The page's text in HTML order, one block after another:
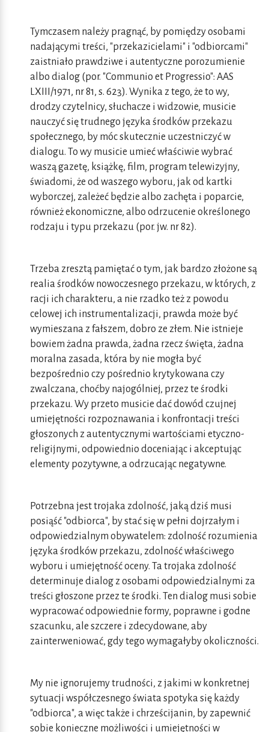
Tymczasem należy pragnąć, by pomiędzy osobami
nadającymi treści, "przekazicielami" i "odbiorcami"
zaistniało prawdziwe i autentyczne porozumienie
albo dialog (por. "Communio et Progressio": AAS
LXIII/1971, nr 81, s. 623). Wynika z tego, że to wy,
drodzy czytelnicy, słuchacze i widzowie, musicie
nauczyć się trudnego języka środków przekazu
społecznego, by móc skutecznie uczestniczyć w
dialogu. To wy musicie umieć właściwie wybrać
waszą gazetę, książkę, film, program telewizyjny,
świadomi, że od waszego wyboru, jak od kartki
wyborczej, zależeć będzie albo zachęta i poparcie,
również ekonomiczne, albo odrzucenie określonego
rodzaju i typu przekazu (por. jw. nr 82).
Trzeba zresztą pamiętać o tym, jak bardzo złożone są
realia środków nowoczesnego przekazu, w których, z
racji ich charakteru, a nie rzadko też z powodu
celowej ich instrumentalizacji, prawda może być
wymieszana z fałszem, dobro ze złem. Nie istnieje
bowiem żadna prawda, żadna rzecz święta, żadna
moralna zasada, która by nie mogła być
bezpośrednio czy pośrednio krytykowana czy
zwalczana, choćby najogólniej, przez te środki
przekazu. Wy przeto musicie dać dowód czujnej
umiejętności rozpoznawania i konfrontacji treści
głoszonych z autentycznymi wartościami etyczno-
religijnymi, odpowiednio doceniając i akceptując
elementy pozytywne, a odrzucając negatywne.
Potrzebna jest trojaka zdolność, jaką dziś musi
posiąść "odbiorca", by stać się w pełni dojrzałym i
odpowiedzialnym obywatelem: zdolność rozumienia
języka środków przekazu, zdolność właściwego
wyboru i umiejętność oceny. Ta trojaka zdolność
determinuje dialog z osobami odpowiedzialnymi za
treści głoszone przez te środki. Ten dialog musi sobie
wypracować odpowiednie formy, poprawne i godne
szacunku, ale szczere i zdecydowane, aby
zainterweniować, gdy tego wymagałyby okoliczności.
My nie ignorujemy trudności, z jakimi w konkretnej
sytuacji współczesnego świata spotyka się każdy
"odbiorca", a więc także i chrześcijanin, by zapewnić
sobie konieczne możliwości i umiejętności w